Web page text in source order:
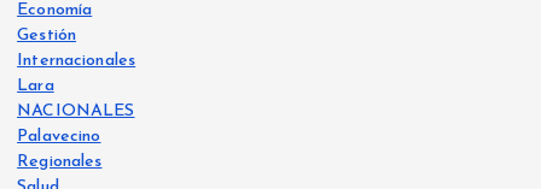
Economía
Gestión
Internacionales
Lara
NACIONALES
Palavecino
Regionales